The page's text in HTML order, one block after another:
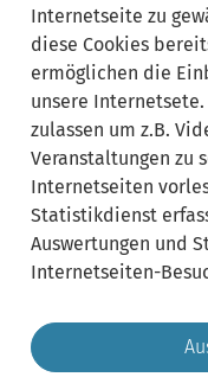
Internetseite zu
diese Cookies
ermöglichen die
unsere Internetsete.
zulassen um z.B.
Veranstaltungen zu
Internetseiten
Statistikdienst
Auswertungen und
Internetseiten-